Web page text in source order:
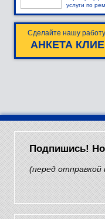
услуги по
Сделайте нашу
АНКЕТА
Подпишись!
(перед отправкой